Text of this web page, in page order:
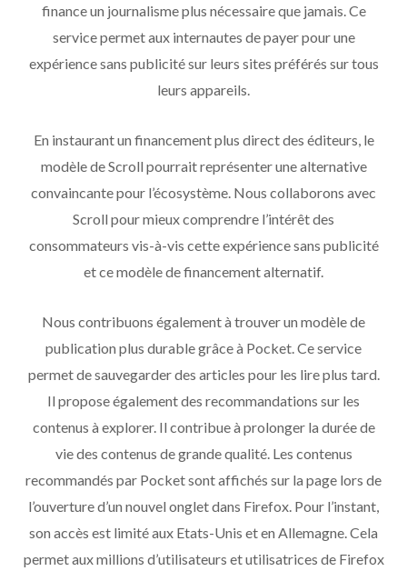
finance un journalisme plus nécessaire que jamais. Ce
service permet aux internautes de payer pour une
expérience sans publicité sur leurs sites préférés sur tous
leurs appareils.
En instaurant un financement plus direct des éditeurs, le
modèle de Scroll pourrait représenter une alternative
convaincante pour l’écosystème. Nous collaborons avec
Scroll pour mieux comprendre l’intérêt des
consommateurs vis-à-vis cette expérience sans publicité
et ce modèle de financement alternatif.
Nous contribuons également à trouver un modèle de
publication plus durable grâce à Pocket. Ce service
permet de sauvegarder des articles pour les lire plus tard.
Il propose également des recommandations sur les
contenus à explorer. Il contribue à prolonger la durée de
vie des contenus de grande qualité. Les contenus
recommandés par Pocket sont affichés sur la page lors de
l’ouverture d’un nouvel onglet dans Firefox. Pour l’instant,
son accès est limité aux Etats-Unis et en Allemagne. Cela
permet aux millions d’utilisateurs et utilisatrices de Firefox